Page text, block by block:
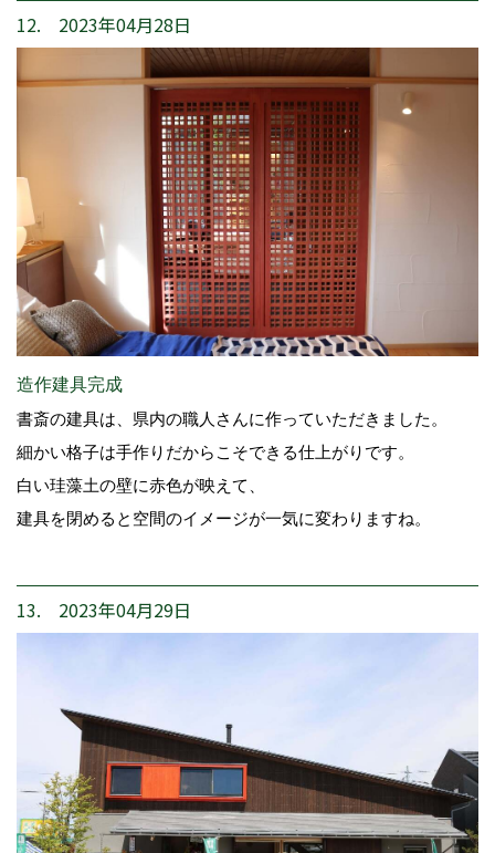
12. 2023年04月28日
造作建具完成
書斎の建具は、県内の職人さんに作っていただきました。
細かい格子は手作りだからこそできる仕上がりです。
白い珪藻土の壁に赤色が映えて、
建具を閉めると空間のイメージが一気に変わりますね。
13. 2023年04月29日